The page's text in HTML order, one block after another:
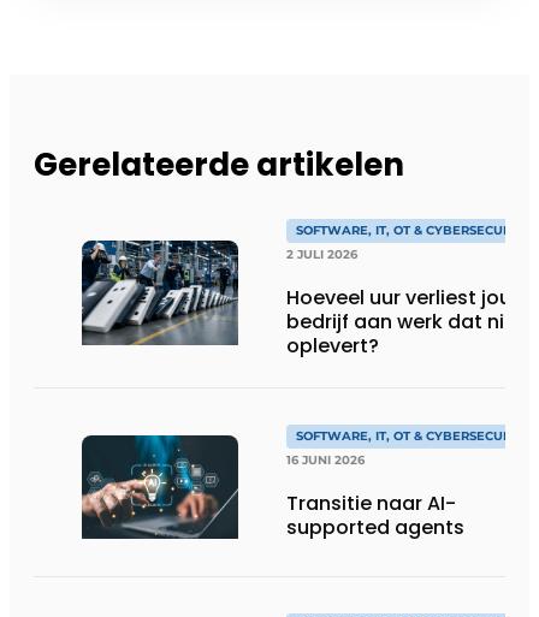
Gerelateerde artikelen
SOFTWARE, IT, OT & CYBERSECURITY
2 JULI 2026
Hoeveel uur verliest jouw
bedrijf aan werk dat niks
oplevert?
SOFTWARE, IT, OT & CYBERSECURITY
16 JUNI 2026
Transitie naar AI-
supported agents